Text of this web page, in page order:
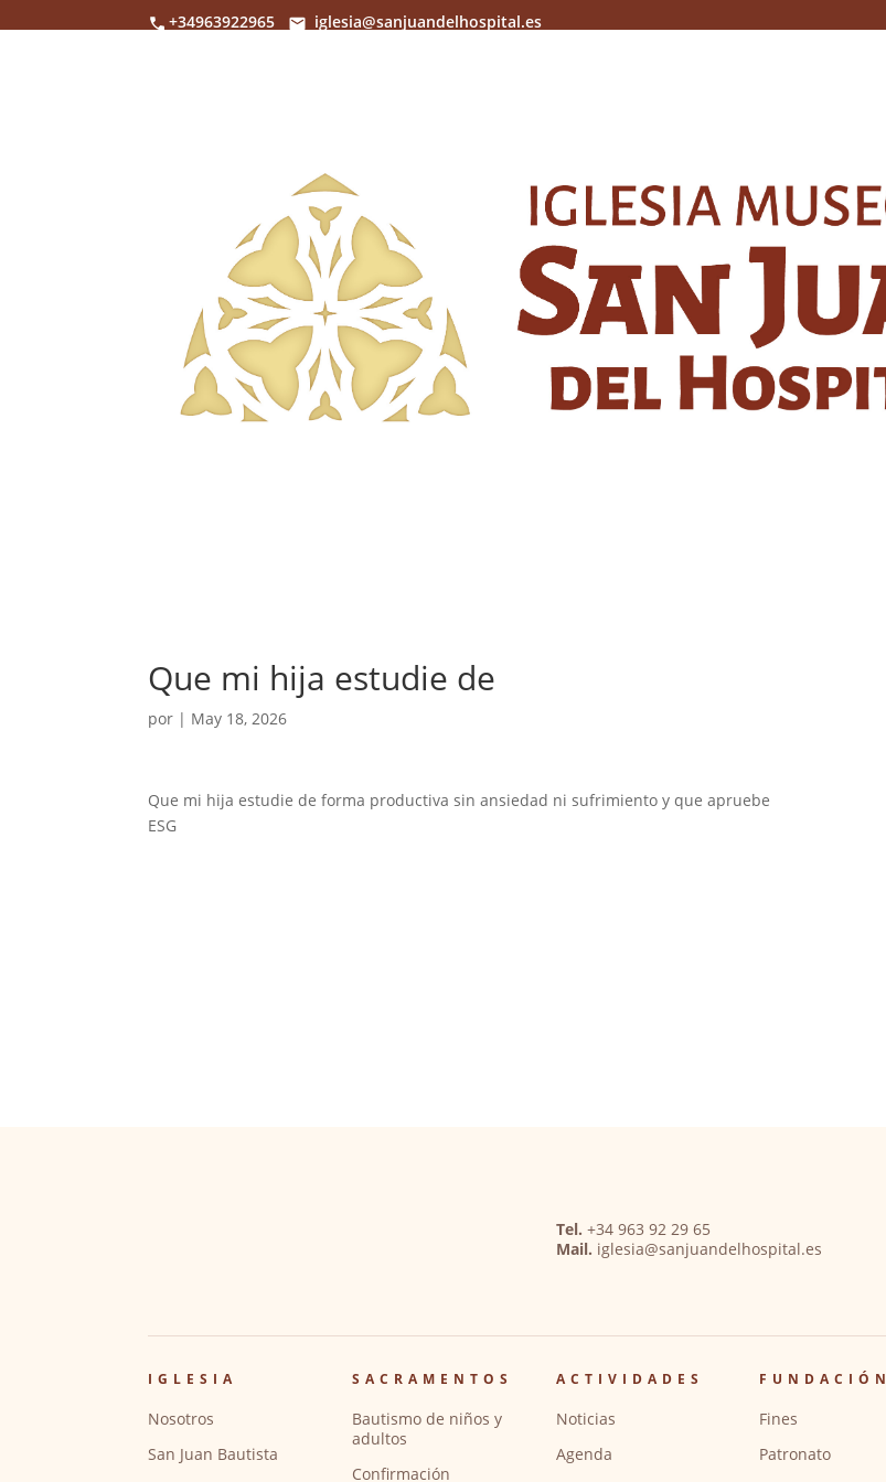
+34963922965 iglesia@sanjuandelhospital.es
Que mi hija estudie de
por | May 18, 2026
Que mi hija estudie de forma productiva sin ansiedad ni sufrimiento y que apruebe
ESG
Tel. +34 963 92 29 65
Mail. iglesia@sanjuandelhospital.es
IGLESIA
Nosotros
San Juan Bautista
SACRAMENTOS
Bautismo de niños y
adultos
Confirmación
ACTIVIDADES
Noticias
Agenda
FUNDACIÓN
Fines
Patronato